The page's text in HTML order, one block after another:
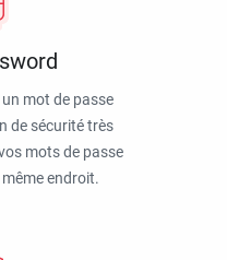
mot de passe
de sécurité très
mots de passe
endroit.